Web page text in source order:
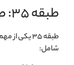
طبقه ۳۵: صادرات و خدمات تجاری
طبقه ۳۵
شامل: